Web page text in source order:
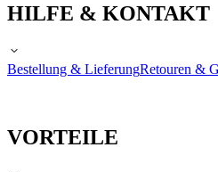
HILFE & KONTAKT
Bestellung & LieferungRetouren &
VORTEILE